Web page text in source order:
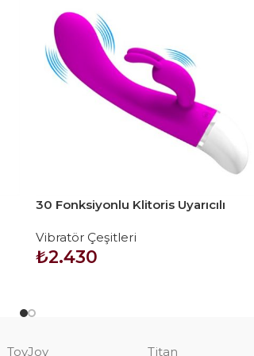
30 Fonksiyonlu Klitoris Uyarıcılı
Vibratör Çeşitleri
₺2.430
ToyJoy Titan